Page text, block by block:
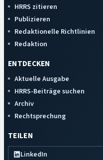
HRRS zitieren
Publizieren
Redaktionelle Richtlinien
Redaktion
ENTDECKEN
Aktuelle Ausgabe
HRRS-Beiträge suchen
Archiv
Rechtsprechung
TEILEN
LinkedIn